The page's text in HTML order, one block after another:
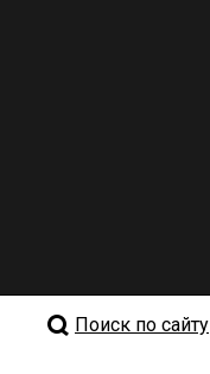
Поиск по сайту